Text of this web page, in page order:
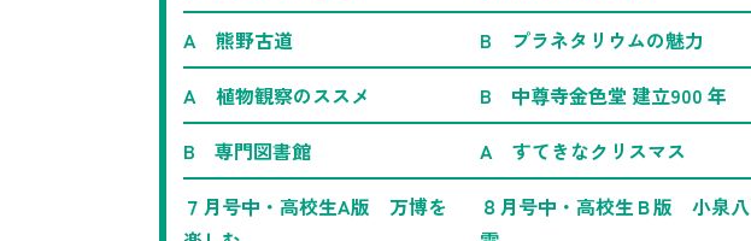
A 熊野古道
B プラネタリウムの魅力
A 植物観察のススメ
B 中尊寺金色堂 建立900 年
B 専門図書館
A すてきなクリスマス
７月号中・高校生A版 万博を
８月号中・高校生Ｂ版 小泉八